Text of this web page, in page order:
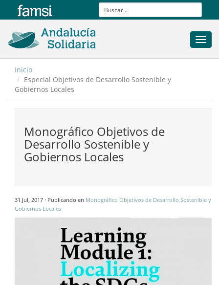
Inicio
Especial Objetivos de Desarrollo Sostenible y
Gobiernos Locales
Monográfico Objetivos de
Desarrollo Sostenible y
Gobiernos Locales
31 Jul, 2017 · Publicando en Monográfico Objetivos de Desarrollo Sostenible y
Gobiernos Locales